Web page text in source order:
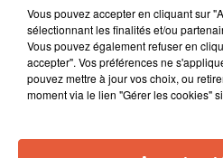
Vous pouvez accepter en cliquant sur
sélectionnant les finalités et/ou
Vous pouvez également refuser en
accepter". Vos préférences ne
pouvez mettre à jour vos choix, ou
moment via le lien "Gérer les cookies"